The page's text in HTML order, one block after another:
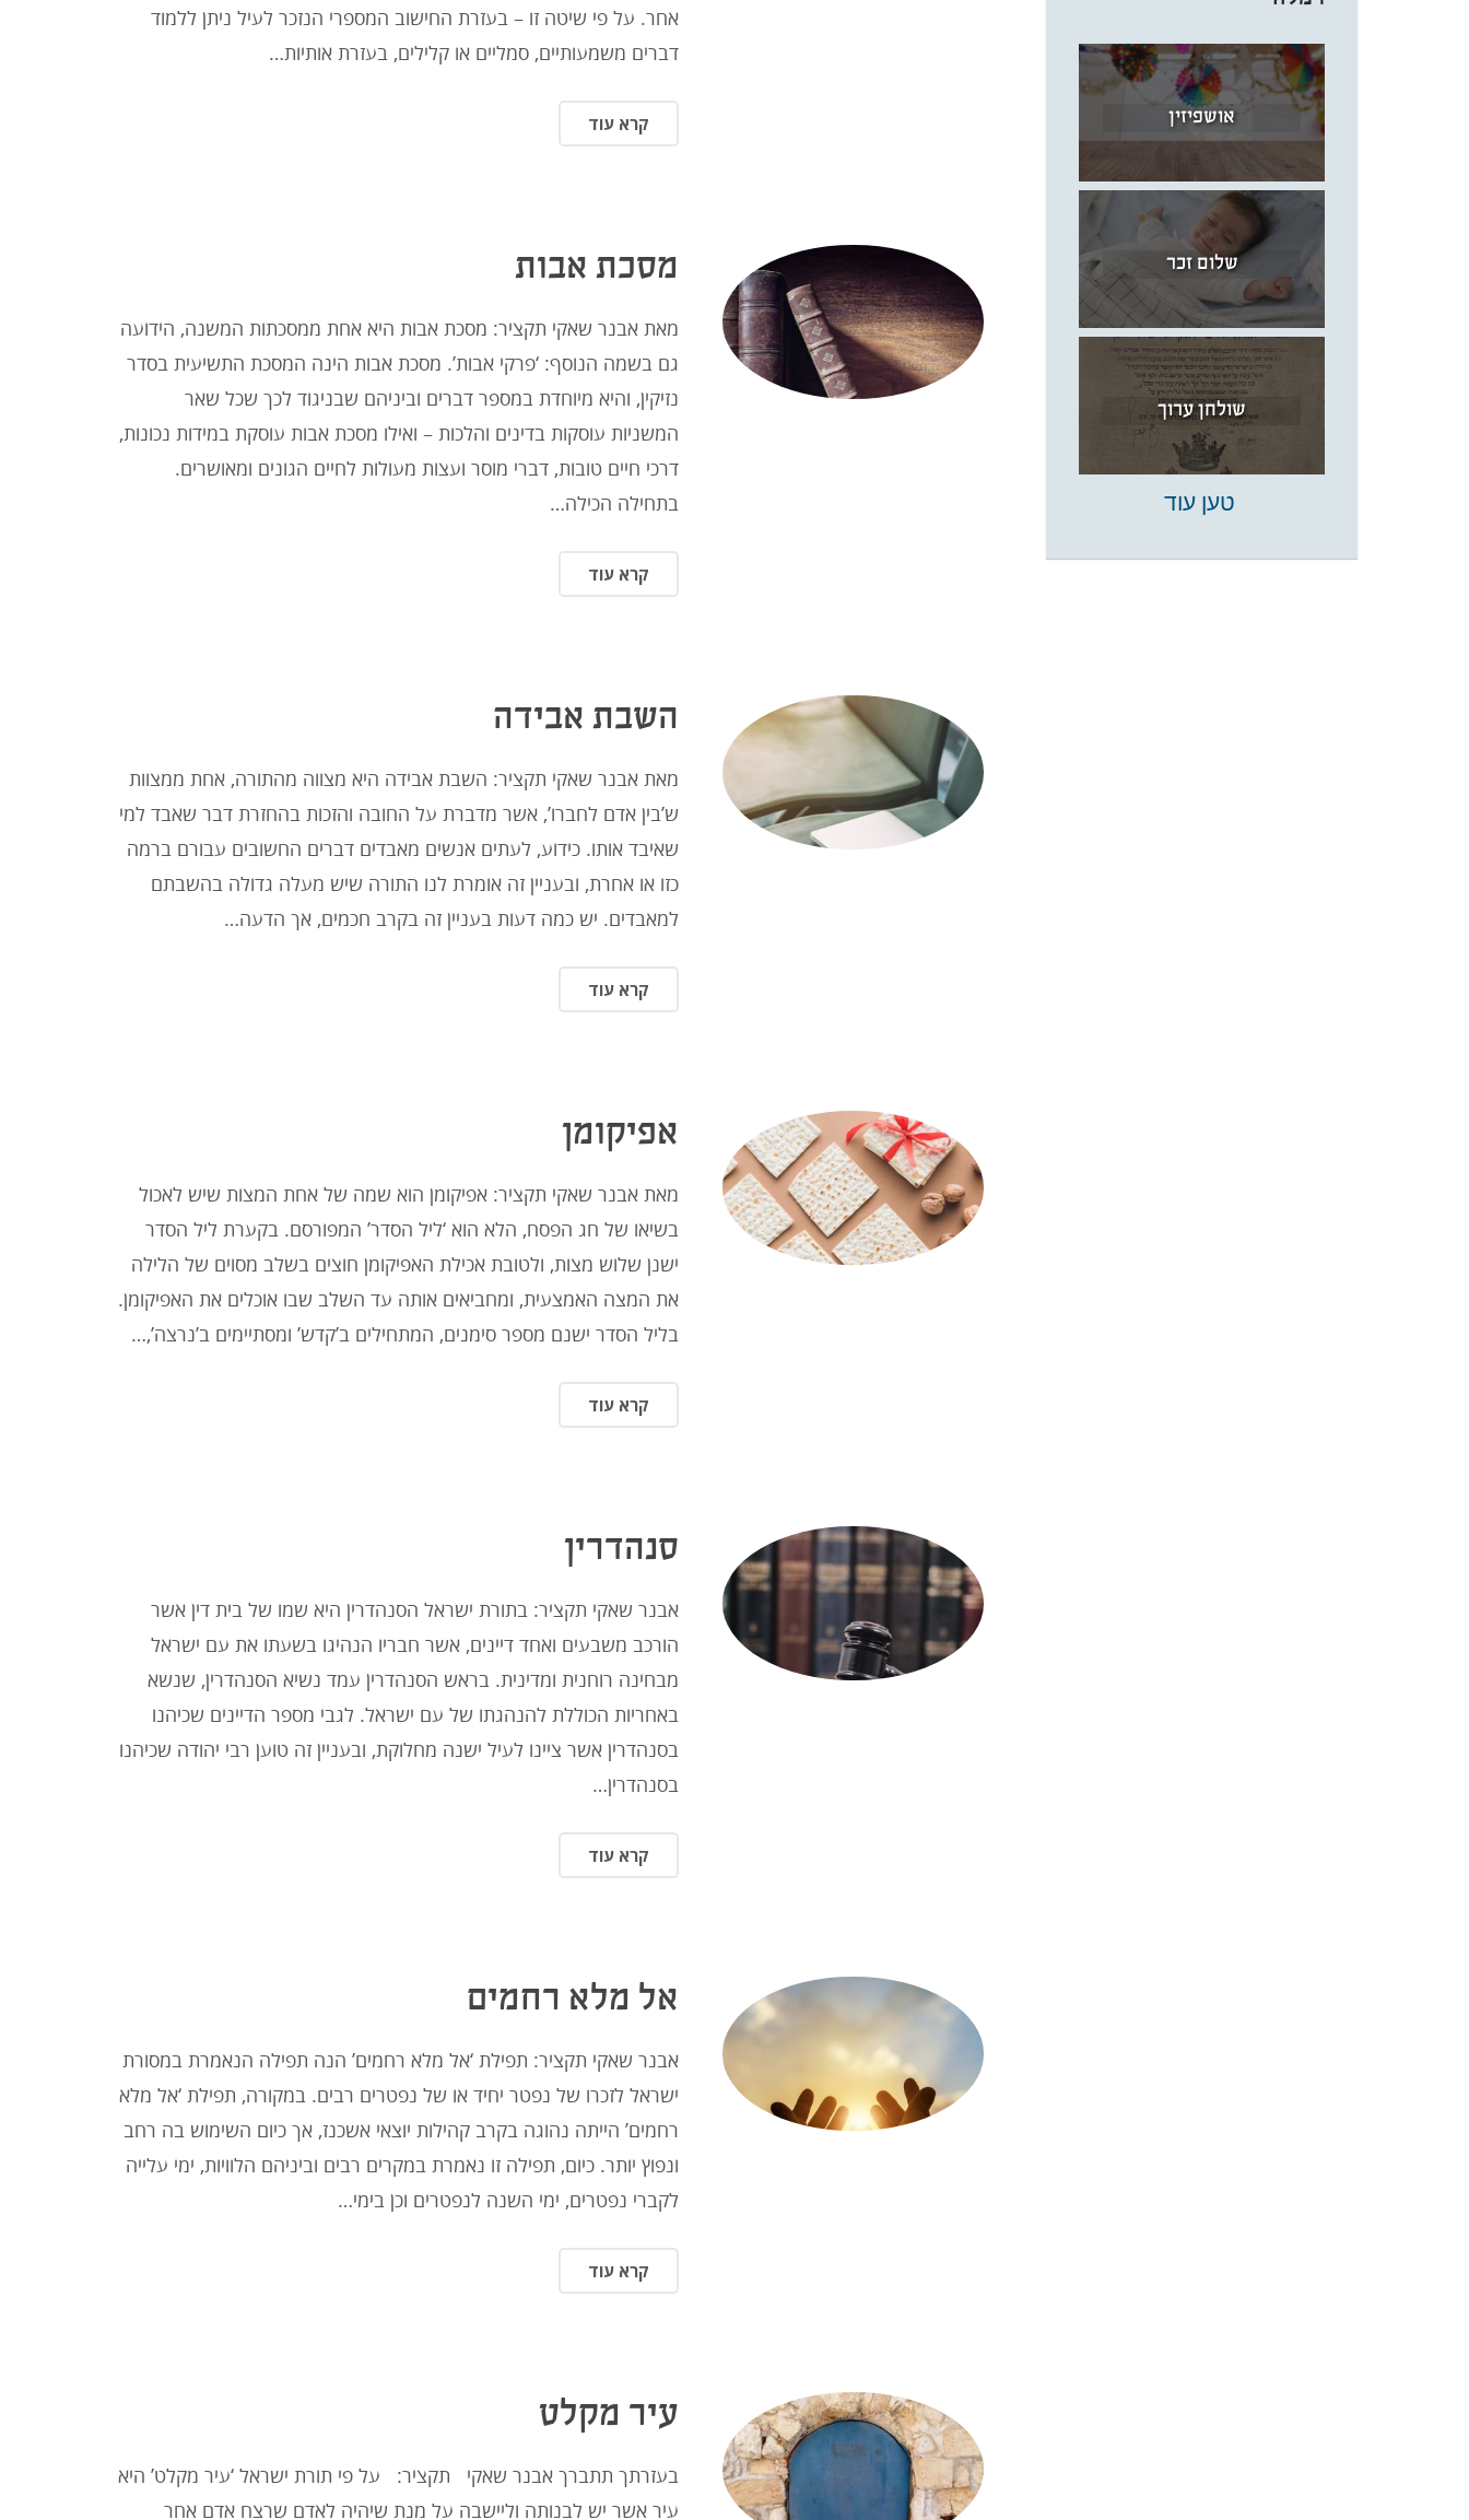
אחר. על פי שיטה זו – בעזרת החישוב המספרי הנזכר לעיל ניתן ללמוד
דברים משמעותיים, סמליים או קלילים, בעזרת אותיות…
קרא עוד
מסכת אבות
מאת אבנר שאקי תקציר: מסכת אבות היא אחת ממסכתות המשנה, הידועה
גם בשמה הנוסף: ‘פרקי אבות’. מסכת אבות הינה המסכת התשיעית בסדר
נזיקין, והיא מיוחדת במספר דברים וביניהם שבניגוד לכך שכל שאר
המשניות עוסקות בדינים והלכות – ואילו מסכת אבות עוסקת במידות נכונות,
דרכי חיים טובות, דברי מוסר ועצות מעולות לחיים הגונים ומאושרים.
בתחילה הכילה…
קרא עוד
השבת אבידה
מאת אבנר שאקי תקציר: השבת אבידה היא מצווה מהתורה, אחת ממצוות
ש’בין אדם לחברו’, אשר מדברת על החובה והזכות בהחזרת דבר שאבד למי
שאיבד אותו. כידוע, לעתים אנשים מאבדים דברים החשובים עבורם ברמה
כזו או אחרת, ובעניין זה אומרת לנו התורה שיש מעלה גדולה בהשבתם
למאבדים. יש כמה דעות בעניין זה בקרב חכמים, אך הדעה…
קרא עוד
אפיקומן
מאת אבנר שאקי תקציר: אפיקומן הוא שמה של אחת המצות שיש לאכול
בשיאו של חג הפסח, הלא הוא ‘ליל הסדר’ המפורסם. בקערת ליל הסדר
ישנן שלוש מצות, ולטובת אכילת האפיקומן חוצים בשלב מסוים של הלילה
את המצה האמצעית, ומחביאים אותה עד השלב שבו אוכלים את האפיקומן.
בליל הסדר ישנם מספר סימנים, המתחילים ב’קדש’ ומסתיימים ב’נרצה’,…
קרא עוד
סנהדרין
אבנר שאקי תקציר: בתורת ישראל הסנהדרין היא שמו של בית דין אשר
הורכב משבעים ואחד דיינים, אשר חבריו הנהיגו בשעתו את עם ישראל
מבחינה רוחנית ומדינית. בראש הסנהדרין עמד נשיא הסנהדרין, שנשא
באחריות הכוללת להנהגתו של עם ישראל. לגבי מספר הדיינים שכיהנו
בסנהדרין אשר ציינו לעיל ישנה מחלוקת, ובעניין זה טוען רבי יהודה שכיהנו
בסנהדרין…
קרא עוד
אל מלא רחמים
אבנר שאקי תקציר: תפילת ‘אל מלא רחמים’ הנה תפילה הנאמרת במסורת
ישראל לזכרו של נפטר יחיד או של נפטרים רבים. במקורה, תפילת ‘אל מלא
רחמים’ הייתה נהוגה בקרב קהילות יוצאי אשכנז, אך כיום השימוש בה רחב
ונפוץ יותר. כיום, תפילה זו נאמרת במקרים רבים וביניהם הלוויות, ימי עלייה
לקברי נפטרים, ימי השנה לנפטרים וכן בימי…
קרא עוד
עיר מקלט
בעזרתך תתברך אבנר שאקי תקציר: על פי תורת ישראל ‘עיר מקלט’ היא
עיר אשר יש לבנותה וליישבה על מנת שיהיה לאדם שרצח אדם אחר
אושפיזין
שלום זכר
שולחן ערוך
טען עוד